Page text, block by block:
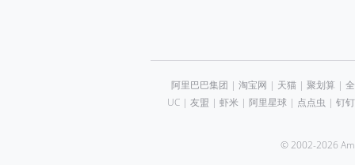
阿里巴巴集团 | 淘宝网 | 天猫| 聚划算 |
UC| 友盟 | 虾米 | 阿里星球| 点点虫 | 钉钉
© 2002-2026